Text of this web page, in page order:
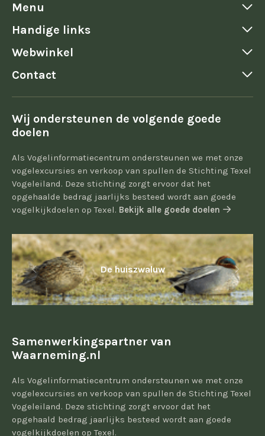
Menu
Handige links
Webwinkel
Contact
Wij ondersteunen de volgende goede
doelen
Als Vogelinformatiecentrum ondersteunen we met onze
vogelexcursies en verkoop van spullen de Stichting Texel
Vogeleiland. Deze stichting zorgt ervoor dat het
opgehaalde bedrag jaarlijks besteed wordt aan goede
vogelkijkdoelen op Texel. Bekijk alle goede doelen
De huiszwaluw
Samenwerkingspartner van
Waarneming.nl
Als Vogelinformatiecentrum ondersteunen we met onze
vogelexcursies en verkoop van spullen de Stichting Texel
Vogeleiland. Deze stichting zorgt ervoor dat het
opgehaald bedrag jaarlijks besteed wordt aan goede
vogelkijkdoelen op Texel.